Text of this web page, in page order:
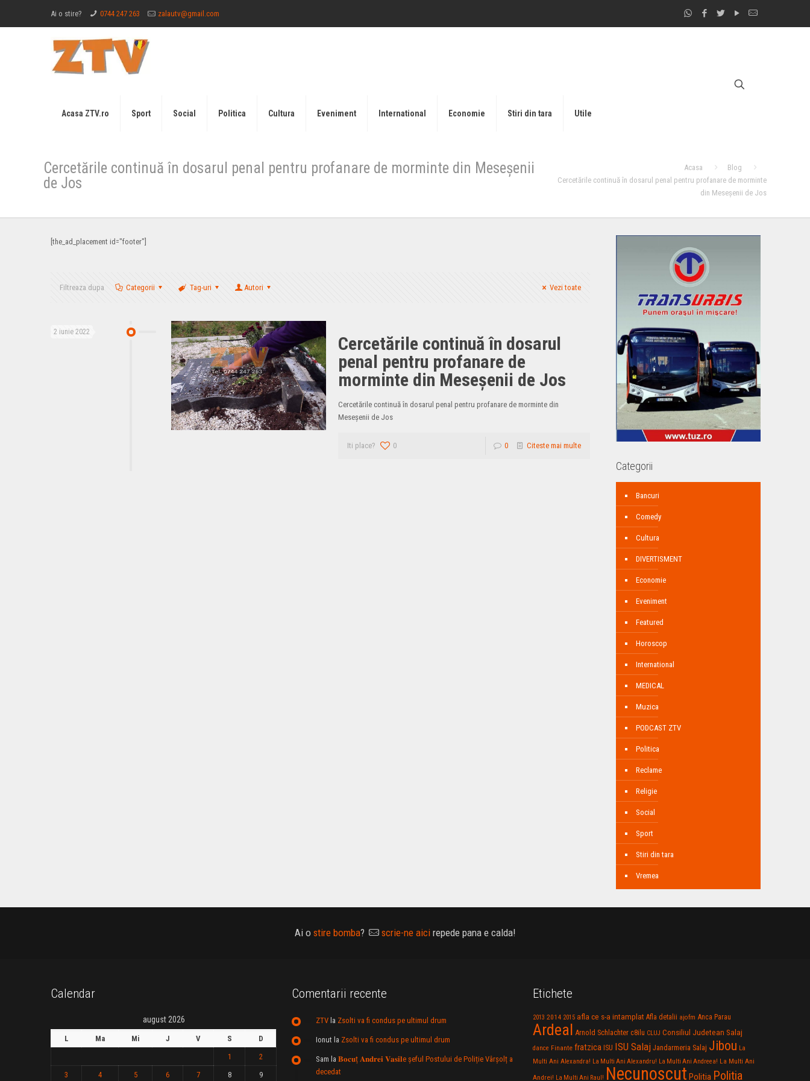
Ai o stire? 0744 247 263 zalautv@gmail.com
Acasa ZTV.ro Sport Social Politica Cultura Eveniment International Economie Stiri din tara Utile
Cercetările continuă în dosarul penal pentru profanare de morminte din Meseșenii
de Jos
Acasa
Blog
Cercetările continuă în dosarul penal pentru profanare de morminte
din Meseșenii de Jos
[the_ad_placement id="footer"]
Filtreaza dupa Categorii Tag-uri Autori Vezi toate
2 iunie 2022
Cercetările continuă în dosarul
penal pentru profanare de
morminte din Meseșenii de Jos
Cercetările continuă în dosarul penal pentru profanare de morminte din
Meseșenii de Jos
Iti place? 0 0 Citeste mai multe
Categorii
Bancuri
Comedy
Cultura
DIVERTISMENT
Economie
Eveniment
Featured
Horoscop
International
MEDICAL
Muzica
PODCAST ZTV
Politica
Reclame
Religie
Social
Sport
Stiri din tara
Vremea
Ai o stire bomba? scrie-ne aicirepede pana e calda!
Calendar
august 2026
L Ma Mi J V S
D
1
2
3
4 5 6 7 8 9
Comentarii recente
ZTVla Zsolti va fi condus pe ultimul drum
Ionut la Zsolti va fi condus pe ultimul drum
Sam la 𝐁𝐨𝐜𝐮ț 𝐀𝐧𝐝𝐫𝐞𝐢 𝐕𝐚𝐬𝐢𝐥e şeful Postului de Poliție Vârșolț a
decedat
Etichete
2013 2014 2015 afla ce s-a intamplat Afla detalii ajofm Anca Parau
Ardeal Arnold Schlachter c8ilu CLUJ Consiliul Judetean Salaj
dance Finante fratzica ISU ISU Salaj Jandarmeria Salaj Jibou La
Multi Ani Alexandra! La Multi Ani Alexandru! La Multi Ani Andreea! La Multi Ani
Andrei! La Multi Ani Raul! Necunoscut Politia Politia